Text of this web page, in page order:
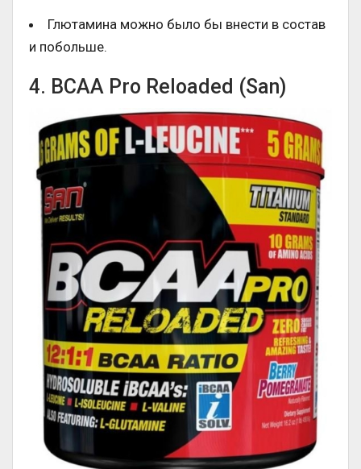
Глютамина можно было бы внести в состав
и побольше.
4. BCAA Pro Reloaded (San)